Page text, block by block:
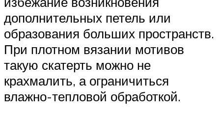
дополнительных петель или
образования больших пространств.
При плотном вязании мотивов
такую скатерть можно не
крахмалить, а ограничиться
влажно-тепловой обработкой.